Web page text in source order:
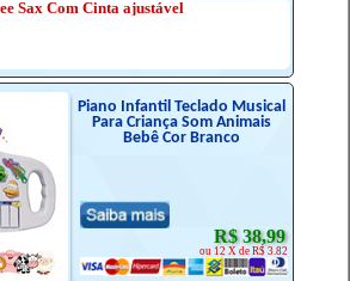
Sax Com Cinta ajustável
Piano Infantil Teclado Musical
Para Criança Som Animais
Bebê Cor Branco
R$ 38,99
ou 12 X de R$ 3.82